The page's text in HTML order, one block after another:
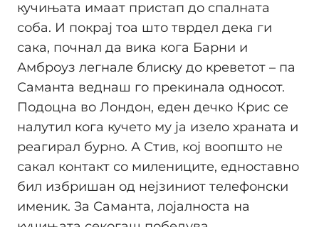
кучињата имаат пристап до спалната
соба. И покрај тоа што тврдел дека ги
сака, почнал да вика кога Барни и
Амброуз легнале блиску до креветот – па
Саманта веднаш го прекинала односот.
Подоцна во Лондон, еден дечко Крис се
налутил кога кучето му ја изело храната и
реагирал бурно. А Стив, кој воопшто не
сакал контакт со милениците, едноставно
бил избришан од нејзиниот телефонски
именик. За Саманта, лојалноста на